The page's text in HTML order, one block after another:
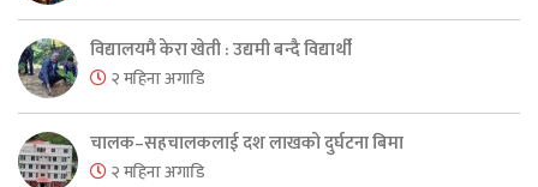
विद्यालयमै केरा खेती : उद्यमी बन्दै विद्यार्थी
२ महिना अगाडि
चालक–सहचालकलाई दश लाखको दुर्घटना बिमा
२ महिना अगाडि